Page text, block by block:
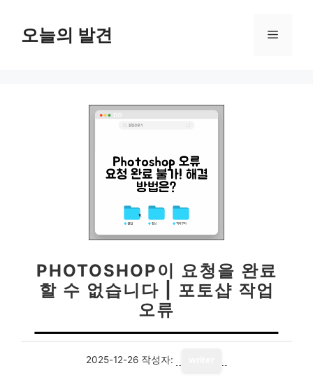
오늘의 발견 메
PHOTOSHOP이 요청을 완료
할 수 없습니다 | 포토샵 작업
오류
2025-12-26 작성자: